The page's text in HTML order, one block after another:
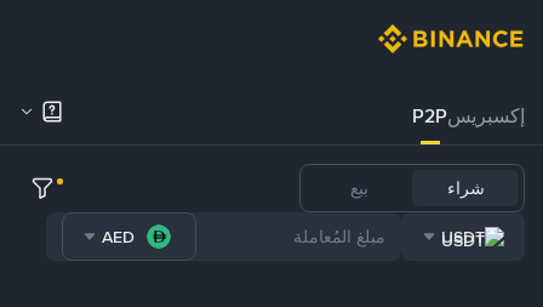
إكسبريسP2P
شراء بيع
USDT
AED